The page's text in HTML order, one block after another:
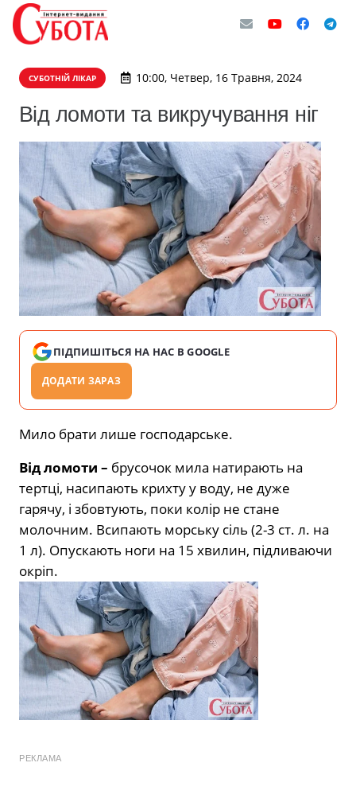
СУБОТНІЙ ЛІКАР 10:00, Четвер, 16 Травня, 2024
Від ломоти та викручування ніг
ПІДПИШІТЬСЯ НА НАС В GOOGLE
ДОДАТИ ЗАРАЗ
Мило брати лише господарське.
Від ломоти – брусочок мила натирають на
тертці, насипають крихту у воду, не дуже
гарячу, і збовтують, поки колір не стане
молочним. Всипають морську сіль (2-3 ст. л. на
1 л). Опускають ноги на 15 хвилин, підливаючи
окріп.
РЕКЛАМА